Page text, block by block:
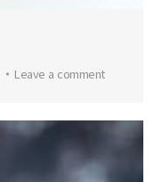
Leave a comment